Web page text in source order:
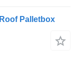
Palletbox